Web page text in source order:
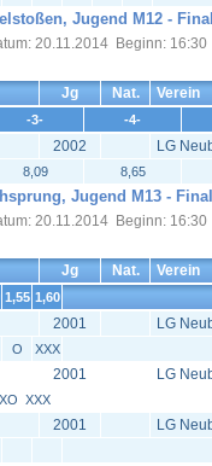
Jugend M12 -
20.11.2014 Beginn: 16:30
Jg Nat. Verein
-3- -4-
2002 LG
8,09 8,65
Jugend M13 -
20.11.2014 Beginn: 16:30
Jg Nat. Verein
1,55 1,60
2001 LG
O XXX
2001 LG
XO XXX
2001 LG